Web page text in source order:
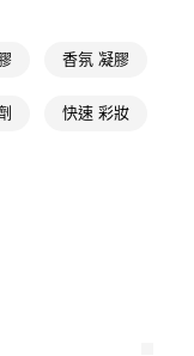
方式。 讓您購物簡單
至「AFTEE先享後付」
結，可透過四大超商／
香氛 凝膠
快速 彩妝